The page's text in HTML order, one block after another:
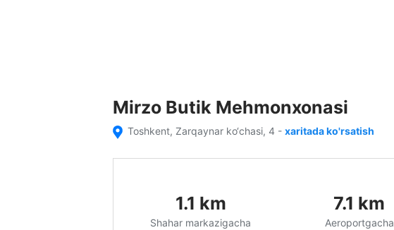
Mirzo Butik Mehmonxonasi
Toshkent, Zarqaynar ko‘chasi, 4 - xaritada ko'rsatish
1.1 km
Shahar markazigacha
7.1 km
Aeroportgacha